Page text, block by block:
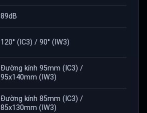
89dB
120° (IC3) / 90° (IW3)
Đường kính 95mm (IC3) /
95x140mm (IW3)
Đường kính 85mm (IC3) /
85x130mm (IW3)